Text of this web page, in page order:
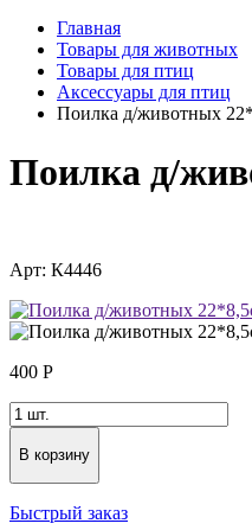
Главная
Товары для животных
Товары для птиц
Аксессуары для птиц
Поилка д/животных
Поилка д/
Арт: К4446
400 Р
В корзину
Быстрый заказ